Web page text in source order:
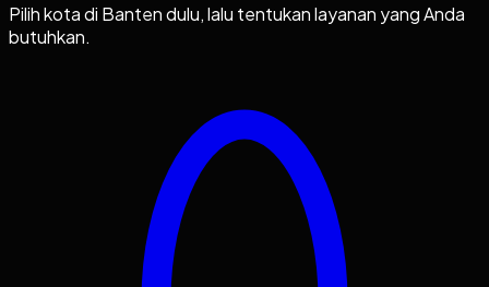
Pilih kota di Bantendulu, lalu tentukan layanan yang Anda
butuhkan.